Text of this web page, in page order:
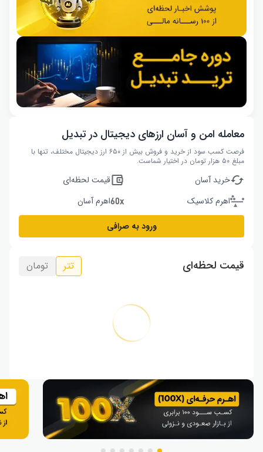
معامله امن و آسان ارزهای دیجیتال در تبدیل
فرصت کسب سود از خرید و فروش بیش از ۶۵۰ ارز دیجیتال مختلف، تنها با
مبلغ ۵۰ هزار تومان در اختیار شماست.
خرید آسان
قیمت لحظه‌ای
اهرم کلاسیک
اهرم آسان
ورود به صرافی
قیمت لحظه‌ای تتر تومان